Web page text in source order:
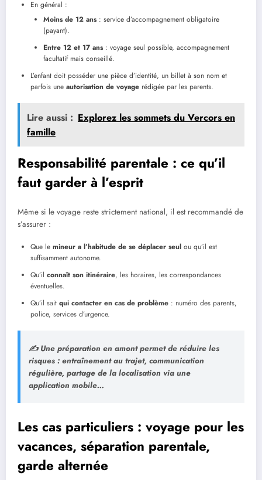
En général :
Moins de 12 ans: service d’accompagnement obligatoire
(payant).
Entre 12 et 17 ans: voyage seul possible, accompagnement
facultatif mais conseillé.
L’enfant doit posséder une pièce d’identité, un billet à son nom et
parfois une autorisation de voyage rédigée par les parents.
Lire aussi : Explorez les sommets du Vercors en
famille
Responsabilité parentale : ce qu’il
faut garder à l’esprit
Même si le voyage reste strictement national, il est recommandé de
s’assurer :
Que le mineur a l’habitude de se déplacer seul ou qu’il est
suffisamment autonome.
Qu’il connaît son itinéraire, les horaires, les correspondances
éventuelles.
Qu’il sait qui contacter en cas de problème : numéro des parents,
police, services d’urgence.
✍️ Une préparation en amont permet de réduire les
risques : entraînement au trajet, communication
régulière, partage de la localisation via une
application mobile…
Les cas particuliers : voyage pour les
vacances, séparation parentale,
garde alternée